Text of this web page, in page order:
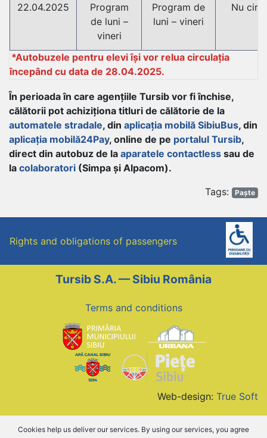
22.04.2025
Program
de luni –
vineri
Program de
luni – vineri
Nu
*Autobuzele pentru elevi își vor relua circulația
începând cu data de 28.04.2025.
În perioada în care agențiile Tursib vor fi închise,
călătorii pot achiziționa titluri de călătorie de la
automatele stradale, din aplicația mobilă SibiuBus, din
aplicația mobilă24Pay, online de pe portalul Tursib,
direct din autobuz de la aparatele contactless sau de
la colaboratori (Simpa și Alpacom).
navigation
Tags: Paște
Rights and obligations of passengers
Tursib S.A. — Sibiu România
Terms and conditions
Web-design: True Soft
Cookies help us deliver our services. By using our services, you agree